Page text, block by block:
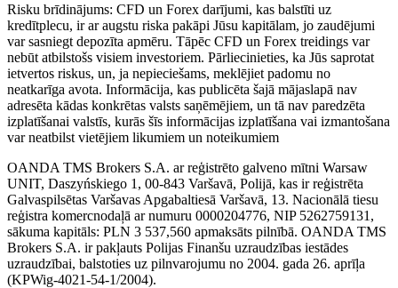
Risku brīdinājums: CFD un Forex darījumi, kas balstīti uz
kredītplecu, ir ar augstu riska pakāpi Jūsu kapitālam, jo zaudējumi
var sasniegt depozīta apmēru. Tāpēc CFD un Forex treidings var
nebūt atbilstošs visiem investoriem. Pārliecinieties, ka Jūs saprotat
ietvertos riskus, un, ja nepieciešams, meklējiet padomu no
neatkarīga avota. Informācija, kas publicēta šajā mājaslapā nav
adresēta kādas konkrētas valsts saņēmējiem, un tā nav paredzēta
izplatīšanai valstīs, kurās šīs informācijas izplatīšana vai izmantošana
var neatbilst vietējiem likumiem un noteikumiem
OANDA TMS Brokers S.A. ar reģistrēto galveno mītni Warsaw
UNIT, Daszyńskiego 1, 00-843 Varšavā, Polijā, kas ir reģistrēta
Galvaspilsētas Varšavas Apgabaltiesā Varšavā, 13. Nacionālā tiesu
reģistra komercnodaļā ar numuru 0000204776, NIP 5262759131,
sākuma kapitāls: PLN 3 537,560 apmaksāts pilnībā. OANDA TMS
Brokers S.A. ir pakļauts Polijas Finanšu uzraudzības iestādes
uzraudzībai, balstoties uz pilnvarojumu no 2004. gada 26. aprīļa
(KPWig-4021-54-1/2004).